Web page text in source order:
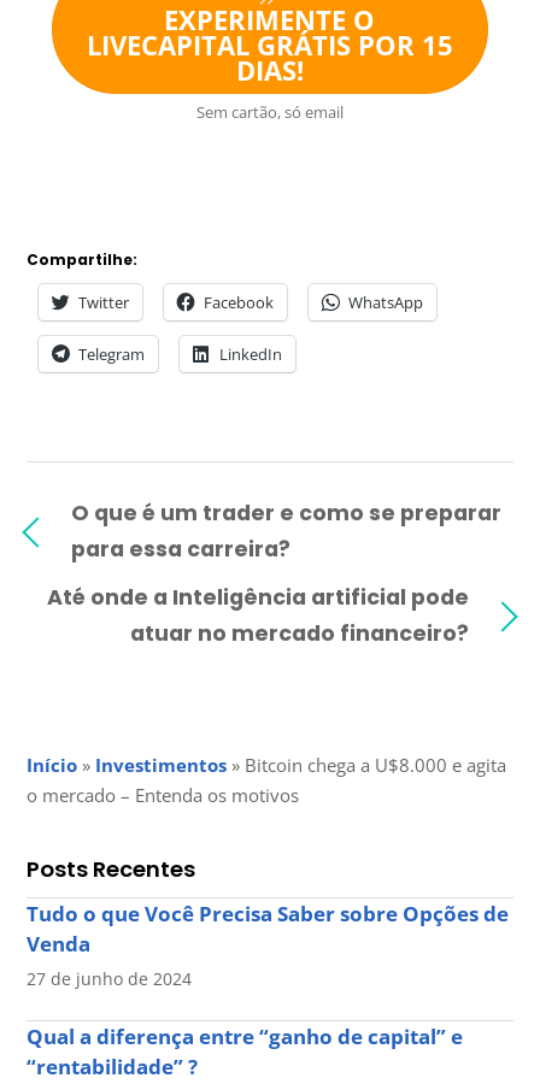
EXPERIMENTE O
LIVECAPITAL GRÁTIS POR 15
DIAS!
Sem cartão, só email
Compartilhe:
Twitter Facebook WhatsApp
Telegram LinkedIn
O que é um trader e como se preparar
para essa carreira?
Até onde a Inteligência artificial pode
atuar no mercado financeiro?
Início » Investimentos » Bitcoin chega a U$8.000 e agita
o mercado – Entenda os motivos
Posts Recentes
Tudo o que Você Precisa Saber sobre Opções de
Venda
27 de junho de 2024
Qual a diferença entre “ganho de capital” e
“rentabilidade” ?